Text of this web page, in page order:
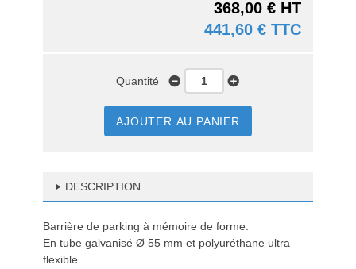
368,00 € HT
441,60 € TTC
Quantité
AJOUTER AU PANIER
DESCRIPTION
Barrière de parking à mémoire de forme.
En tube galvanisé Ø 55 mm et polyuréthane ultra
flexible.